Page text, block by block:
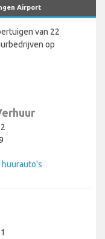
Airport
van 22
op
huurauto's